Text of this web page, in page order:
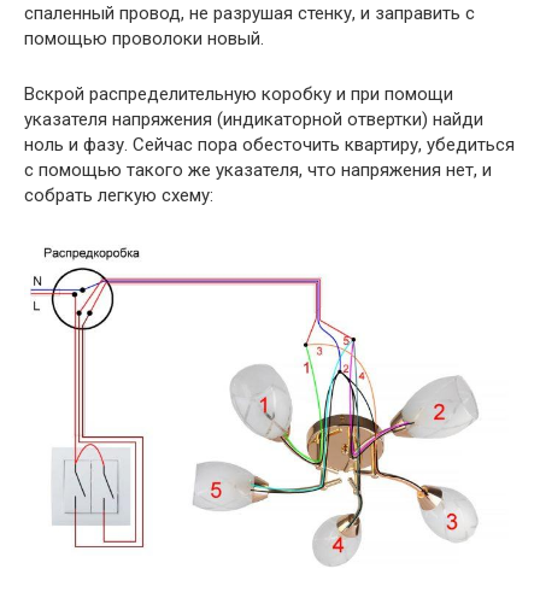
спаленный провод, не разрушая стенку, и заправить с
помощью проволоки новый.
Вскрой распределительную коробку и при помощи
указателя напряжения (индикаторной отвертки) найди
ноль и фазу. Сейчас пора обесточить квартиру, убедиться
с помощью такого же указателя, что напряжения нет, и
собрать легкую схему: